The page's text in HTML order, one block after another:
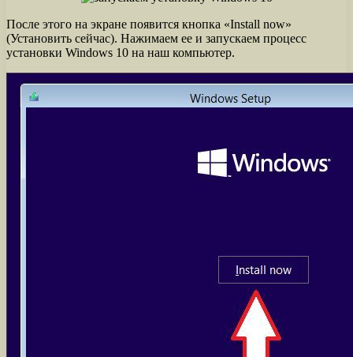
После этого на экране появится кнопка «Install now»
(Установить сейчас). Нажимаем ее и запускаем процесс
установки Windows 10 на наш компьютер.